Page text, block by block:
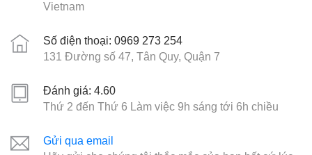
Vietnam
Số điện thoại: 0969 273 254
131 Đường số 47, Tân Quy, Quận 7
Đánh giá: 4.60
Thứ 2 đến Thứ 6 Làm việc 9h sáng tới 6h chiều
Gửi qua email